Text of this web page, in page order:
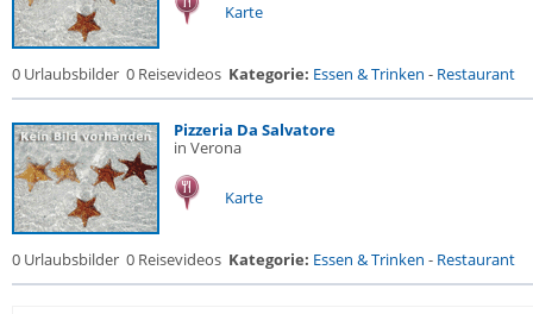
Karte
0 Urlaubsbilder 0 Reisevideos Kategorie: Essen & Trinken - Restaurant
Pizzeria Da Salvatore
in Verona
Karte
0 Urlaubsbilder 0 Reisevideos Kategorie: Essen & Trinken - Restaurant